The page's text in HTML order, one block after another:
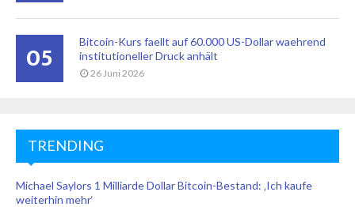
05
Bitcoin-Kurs faellt auf 60.000 US-Dollar waehrend
institutioneller Druck anhält
26 Juni 2026
TRENDING
Michael Saylors 1 Milliarde Dollar Bitcoin-Bestand: ‚Ich kaufe
weiterhin mehr‘